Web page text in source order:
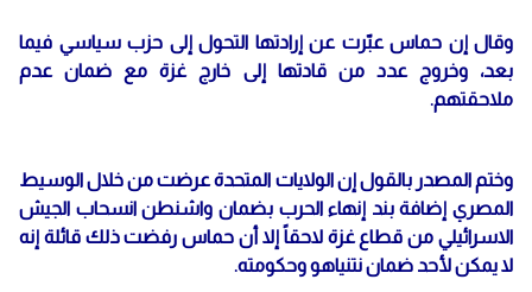
وقال إن حماس عبّرت عن إرادتها التحول إلى حزب سياسي فيما
بعد، وخروج عدد من قادتها إلى خارج غزة مع ضمان عدم
ملاحقتهم.
وختم المصدر بالقول إن الولايات المتحدة عرضت من خلال الوسيط
المصري إضافة بند إنهاء الحرب بضمان واشنطن انسحاب الجيش
الاسرائيلي من قطاع غزة لاحقاً إلا أن حماس رفضت ذلك قائلة إنه
لا يمكن لأحد ضمان نتنياهو وحكومته.